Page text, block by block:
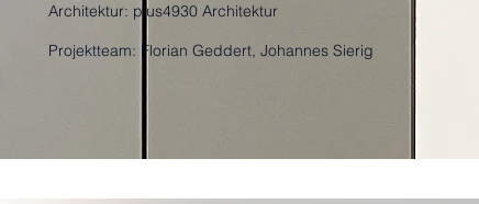
Architektur: plus4930 Architektur
Projektteam:​ Florian Geddert, Johannes Sierig